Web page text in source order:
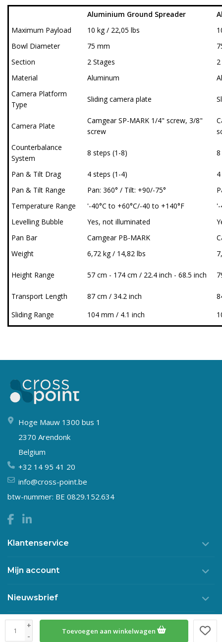
+
-
Toevoegen aan winkelwagen
Aluminium Ground Spreader
Maximum Payload
10 kg / 22,05 lbs
Bowl Diameter
75 mm
Section
2 Stages
Material
Aluminum
Camera Platform
Type
Sliding camera plate
Camera Plate
Camgear SP-MARK 1/4" screw, 3/8"
screw
Counterbalance
System
8 steps (1-8)
Pan & Tilt Drag 4 steps (1-4)
Pan & Tilt Range
Pan: 360° / Tilt: +90/-75°
Temperature Range
'-40°C to +60°C/-40 to +140°F
Levelling Bubble
Yes, not illuminated
Pan Bar
Camgear PB-MARK
Weight
6,72 kg / 14,82 lbs
Height Range 57 cm - 174 cm / 22.4 inch - 68.5 inch
Transport Length 87 cm / 34.2 inch
Sliding Range
104 mm / 4.1 inch
Hoge Mauw 1300 bus 1
2370 Arendonk
Belgium
+32 14 95 41 20
info@cross-point.be
btw-nummer: BE 0829.152.634
Klantenservice
Mijn account
Nieuwsbrief
© Copyright 2026 Crosspoint